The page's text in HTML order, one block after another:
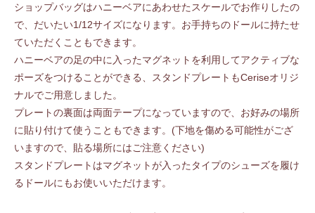
ショップバッグはハニーベアにあわせたスケールでお作りしたの
で、だいたい1/12サイズになります。お手持ちのドールに持たせ
ていただくこともできます。
ハニーベアの足の中に入ったマグネットを利用してアクティブな
ポーズをつけることができる、スタンドプレートもCeriseオリジ
ナルでご用意しました。
プレートの裏面は両面テープになっていますので、お好みの場所
に貼り付けて使うこともできます。(下地を傷める可能性がござ
いますので、貼る場所にはご注意ください)
スタンドプレートはマグネットが入ったタイプのシューズを履け
るドールにもお使いいただけます。